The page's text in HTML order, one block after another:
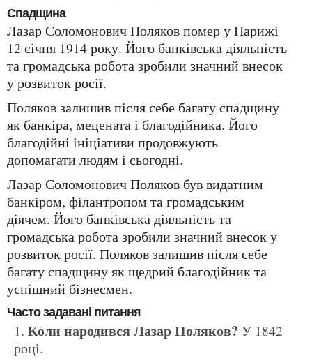
Спадщина
Лазар Соломонович Поляков помер у Парижі
12 січня 1914 року. Його банківська діяльність
та громадська робота зробили значний внесок
у розвиток росії.
Поляков залишив після себе багату спадщину
як банкіра, мецената і благодійника. Його
благодійні ініціативи продовжують
допомагати людям і сьогодні.
Лазар Соломонович Поляков був видатним
банкіром, філантропом та громадським
діячем. Його банківська діяльність та
громадська робота зробили значний внесок у
розвиток росії. Поляков залишив після себе
багату спадщину як щедрий благодійник та
успішний бізнесмен.
Часто задавані питання
Коли народився Лазар Поляков? У 1842
році.